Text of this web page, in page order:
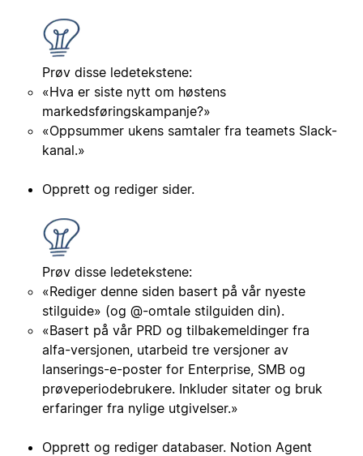
Prøv disse ledetekstene:
«Hva er siste nytt om høstens
markedsføringskampanje?»
«Oppsummer ukens samtaler fra teamets Slack-
kanal.»
Opprett og rediger sider.
Prøv disse ledetekstene:
«Rediger denne siden basert på vår nyeste
stilguide» (og @-omtale stilguiden din).
«Basert på vår PRD og tilbakemeldinger fra
alfa-versjonen, utarbeid tre versjoner av
lanserings-e-poster for Enterprise, SMB og
prøveperiodebrukere. Inkluder sitater og bruk
erfaringer fra nylige utgivelser.»
Opprett og rediger databaser. Notion Agent